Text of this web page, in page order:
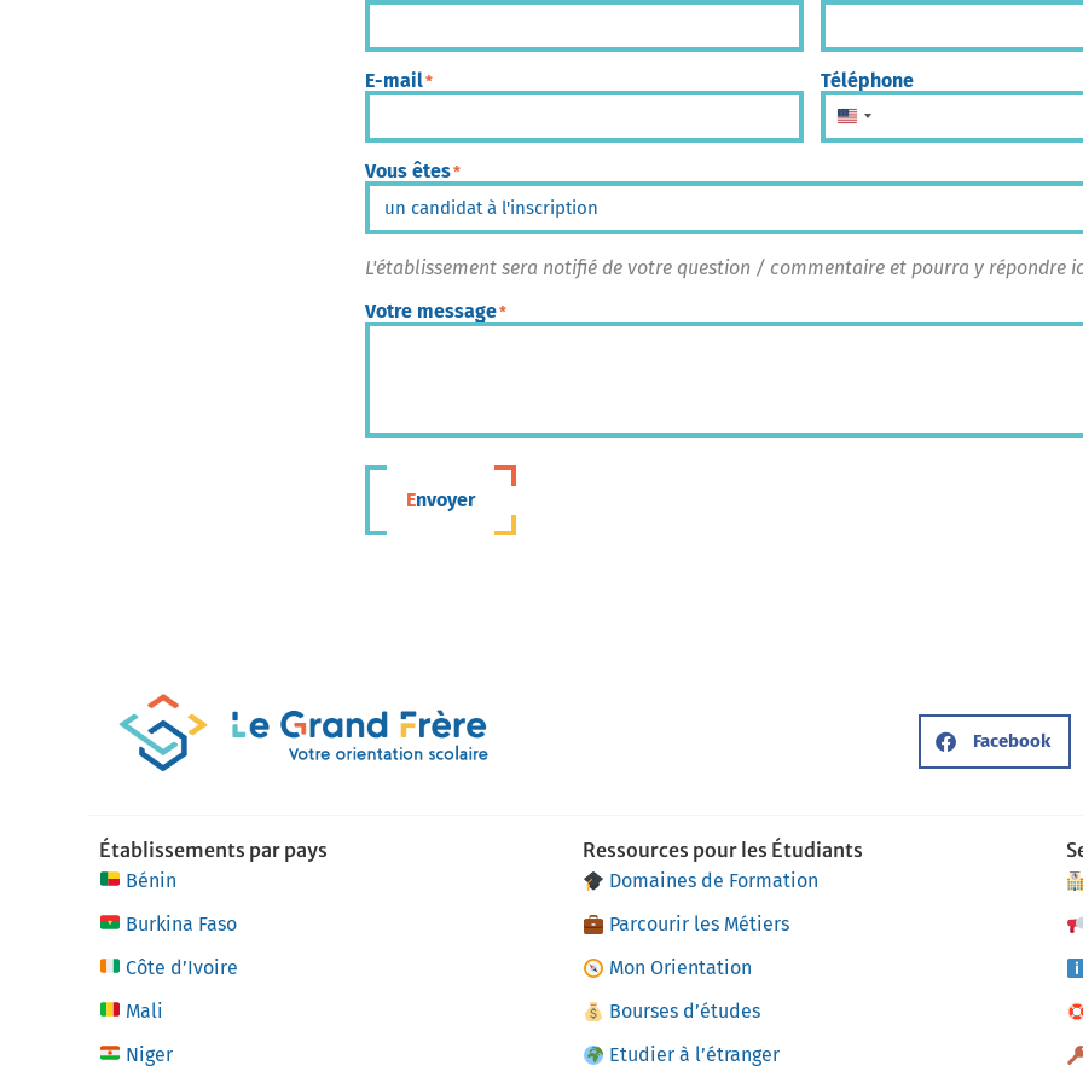
E-mail*
Téléphone
États-Unis +1
Vous êtes*
L'établissement sera notifié de votre question / commentaire et pourra y répondre
Votre message*
Envoyer
Facebook
Établissements par pays
Bénin
Burkina Faso
Côte d’Ivoire
Mali
Niger
Ressources pour les Étudiants
Domaines de Formation
Parcourir les Métiers
Mon Orientation
Bourses d’études
Etudier à l’étranger